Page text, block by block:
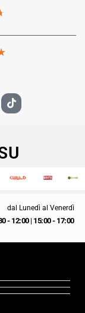
dal Lunedì al Venerdì
- 12:00| 15:00 - 17:00